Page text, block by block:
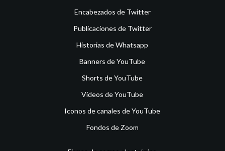
Encabezados de Twitter
Publicaciones de Twitter
Historias de Whatsapp
Banners de YouTube
Shorts de YouTube
Vídeos de YouTube
Iconos de canales de YouTube
Fondos de Zoom